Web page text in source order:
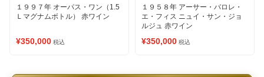
１９９７年 オーパス・ワン（1.5
Ｌマグナムボトル） 赤ワイン
¥350,000 税込
１９５８年 アーサー・バロレ・
エ・フィス ニュイ・サン・ジョ
ルジュ 赤ワイン
¥350,000 税込